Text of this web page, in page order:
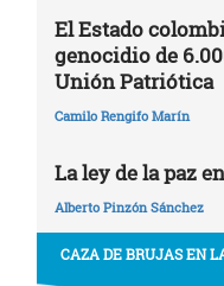
El Estado
genocidio de
Unión Patriótica
Camilo Rengifo Marín
La ley de la paz
Alberto Pinzón Sánchez
CAZA DE BRUJAS EN